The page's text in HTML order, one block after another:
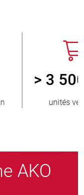
3 500 000
vendues
AKO